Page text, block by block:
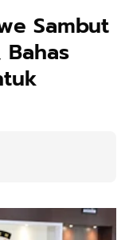
Sambut